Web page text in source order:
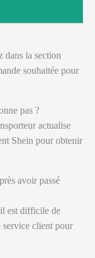
dans la section
souhaitée pour
pas ?
actualise
Shein pour obtenir
avoir passé
est difficile de
service client pour